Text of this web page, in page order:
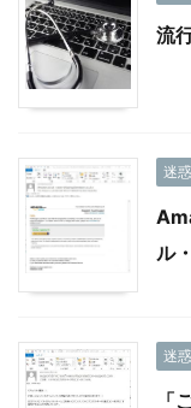
流
迷
ル
迷
「